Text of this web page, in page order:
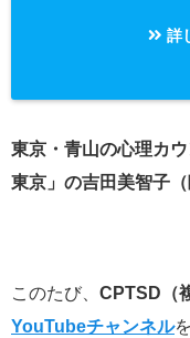
詳
東京・青山の心理カ
東京」の吉田美智子
このたび、 CPTSD（
YouTubeチャンネル